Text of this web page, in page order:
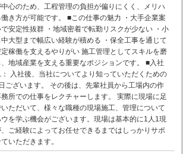
心のため、工程管理の負担が偏りにくく、メリハ
働き方が可能です。 ■この仕事の魅力 ・大手企業案
安定性抜群 ・地域密着で転勤リスクが少ない ・小
大型まで幅広い経験が積める ・保全工事を通じて
稼働を支えるやりがい 施工管理としてスキルを磨
、地域産業を支える重要なポジションです。 ■入社
入社後、当社についてより知っていただくための
ございます。 その後は、先輩社員から工場内の作
所での仕事をレクチャーします。 実際に現場に足
ただいて、様々な職種の現場施工、管理について
を学ぶ機会がございます。現場は基本的に1人1現
ご経験によってお任せできるまではしっかりサポ
いただきます。